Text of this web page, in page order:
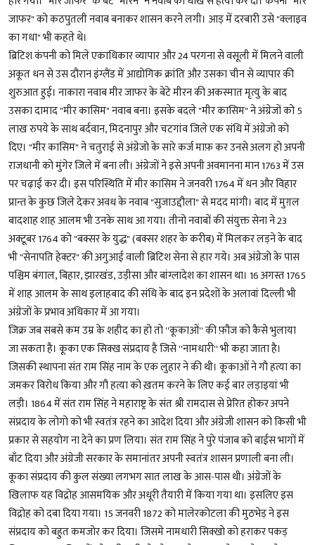
जाफर" को कठपुतली नवाब बनाकर शासन करने लगी। आड़ में दरबारी उसे "क्लाइव
का गधा" भी कहते थे।
ब्रिटिश कंपनी को मिले एकाधिकार व्यापार और 24 परगना से वसूली में मिलने वाली
अकूत धन से उस दौरान इंग्लैंड में आद्योगिक क्रांति और उसका चीन से व्यापार की
शुरुआत हुई। नाकारा नवाब मीर जाफर के बेटे मीरन की अकस्मात मृत्यु के बाद
उसका दामाद "मीर कासिम" नवाब बना। इसके बदले "मीर कासिम" ने अंग्रेजों को 5
लाख रुपये के साथ बर्दवान, मिदनापुर और चटगांव जिले एक संधि में अंग्रेजो को
दिए। "मीर कासिम" ने चतुराई से अंग्रेजो के सारे कर्ज माफ़ कर उनसे अलग हो अपनी
राजधानी को मुंगेर जिले में बना ली। अंग्रेजों ने इसे अपनी अवमानना मान 1763 में उस
पर चढ़ाई कर दी। इस परिस्थिति में मीर कासिम ने जनवरी 1764 में धन और विहार
प्रान्त के कुछ जिले देकर अवध के नवाब "सुजाउद्दौला" से मदद मांगी। बाद में मुग़ल
बादशाह शाह आलम भी उनके साथ आ गया। तीनो नवाबों की संयुक्त सेना ने 23
अक्टूबर 1764 को "बक्सर के युद्ध" (बक्सर शहर के करीब) में मिलकर लड़ने के बाद
भी "सेनापति हेक्टर" की अगुआई वाली ब्रिटिश सेना से हार गये। अब अंग्रेजो के पास
पश्चिम बंगाल, बिहार, झारखंड, उड़ीसा और बांग्लादेश का शासन था। 16 अगस्त 1765
में शाह आलम के साथ इलाहबाद की संधि के बाद इन प्रदेशों के अलावां दिल्ली भी
अंग्रेजों के प्रभाव अधिकार में आ गया।
जिक्र जब सबसे कम उम्र के शहीद का हो तो ''कूकाओं'' की फ़ौज को कैसे भुलाया
जा सकता है। कूका एक सिक्ख संप्रदाय है जिसे ''नामधारी'' भी कहा जाता है।
जिसकी स्थापना संत राम सिंह नाम के एक लुहार ने की थी। कूकाओं ने गौ हत्या का
जमकर विरोध किया और गौ हत्या को ख़तम करने के लिए कई बार लड़ाइयां भी
लड़ी। 1864 में संत राम सिंह ने महाराष्ट्र के संत श्री रामदास से प्रेरित होकर अपने
संप्रदाय के लोगो को भी स्वतंत्र रहने का आदेश दिया और अंग्रेजी शासन को किसी भी
प्रकार से सहयोग ना देने का प्रण लिया। संत राम सिंह ने पुरे पंजाब को बाईस भागों में
बाँट दिया और अंग्रेजी सरकार के समानांतर अपनी स्वतंत्र शासन प्रणाली बना ली।
कूका संप्रदाय की कुल संख्या लगभग सात लाख के आस-पास थी। अंग्रेजों के
खिलाफ यह विद्रोह आसमयिक और अधूरी तैयारी में किया गया था। इसलिए इस
विद्रोह को दबा दिया गया। 15 जनवरी 1872 को मालेरकोटला की मुठभेड़ ने इस
संप्रदाय को बहुत कमजोर कर दिया। जिसमे नामधारी सिक्खो को हराकर पकड़